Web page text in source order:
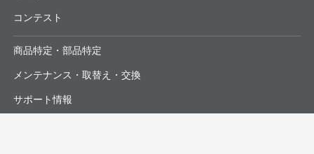
コンテスト
商品特定・部品特定
メンテナンス・取替え・交換
サポート情報